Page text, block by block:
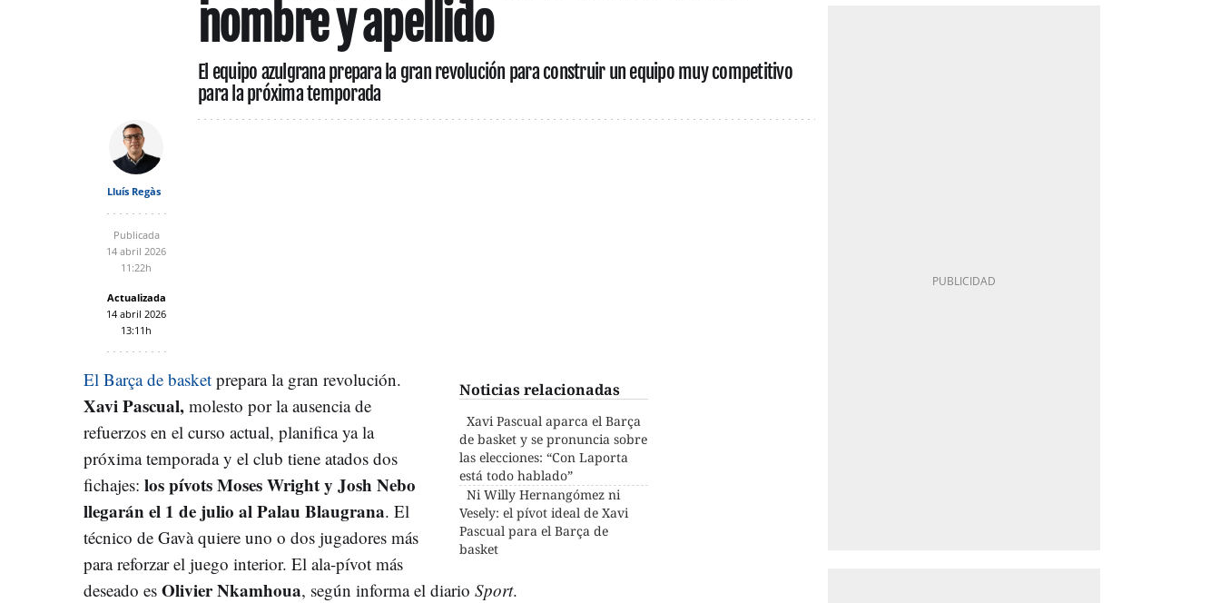
nombre y apellido
El equipo azulgrana prepara la gran revolución para construir un equipo muy competitivo
para la próxima temporada
Lluís Regàs
Publicada
14 abril 2026
11:22h
Actualizada
14 abril 2026
13:11h
Noticias relacionadas
Xavi Pascual aparca el Barça
de basket y se pronuncia sobre
las elecciones: “Con Laporta
está todo hablado”
Ni Willy Hernangómez ni
Vesely: el pívot ideal de Xavi
Pascual para el Barça de
basket
El Barça de basket prepara la gran revolución.
Xavi Pascual, molesto por la ausencia de
refuerzos en el curso actual, planifica ya la
próxima temporada y el club tiene atados dos
fichajes: los pívots Moses Wright y Josh Nebo
llegarán el 1 de julio al Palau Blaugrana. El
técnico de Gavà quiere uno o dos jugadores más
para reforzar el juego interior. El ala-pívot más
deseado es Olivier Nkamhoua, según informa el diario Sport.